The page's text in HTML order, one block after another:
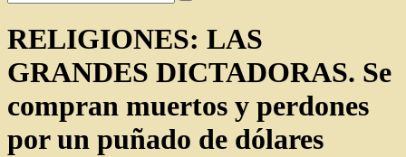
RELIGIONES: LAS
GRANDES DICTADORAS. Se
compran muertos y perdones
por un puñado de dólares